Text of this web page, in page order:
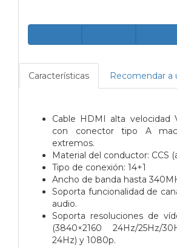
Características Recomendar a
Cable HDMI alta velocidad
con conector tipo A
extremos.
Material del conductor: CCS
Tipo de conexión: 14+1
Ancho de banda hasta
Soporta funcionalidad de
audio.
Soporta resoluciones de
(3840×2160 24Hz/25Hz/
24Hz) y 1080p.